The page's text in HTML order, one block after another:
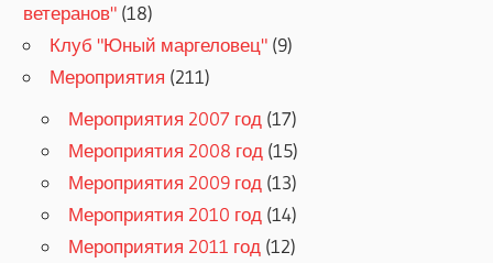
ветеранов" (18)
Клуб "Юный маргеловец" (9)
Мероприятия (211)
Мероприятия 2007 год (17)
Мероприятия 2008 год (15)
Мероприятия 2009 год (13)
Мероприятия 2010 год (14)
Мероприятия 2011 год (12)